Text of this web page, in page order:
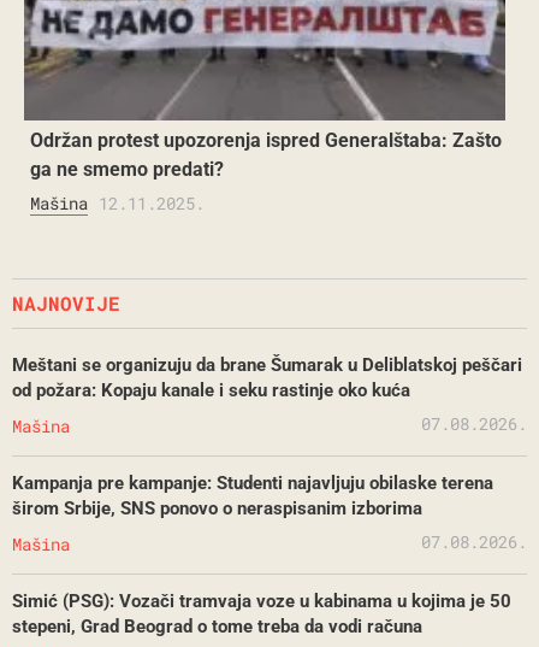
Održan protest upozorenja ispred Generalštaba: Zašto
ga ne smemo predati?
Mašina 12.11.2025.
NAJNOVIJE
Meštani se organizuju da brane Šumarak u Deliblatskoj peščari
od požara: Kopaju kanale i seku rastinje oko kuća
Mašina 07.08.2026.
Kampanja pre kampanje: Studenti najavljuju obilaske terena
širom Srbije, SNS ponovo o neraspisanim izborima
Mašina 07.08.2026.
Simić (PSG): Vozači tramvaja voze u kabinama u kojima je 50
stepeni, Grad Beograd o tome treba da vodi računa